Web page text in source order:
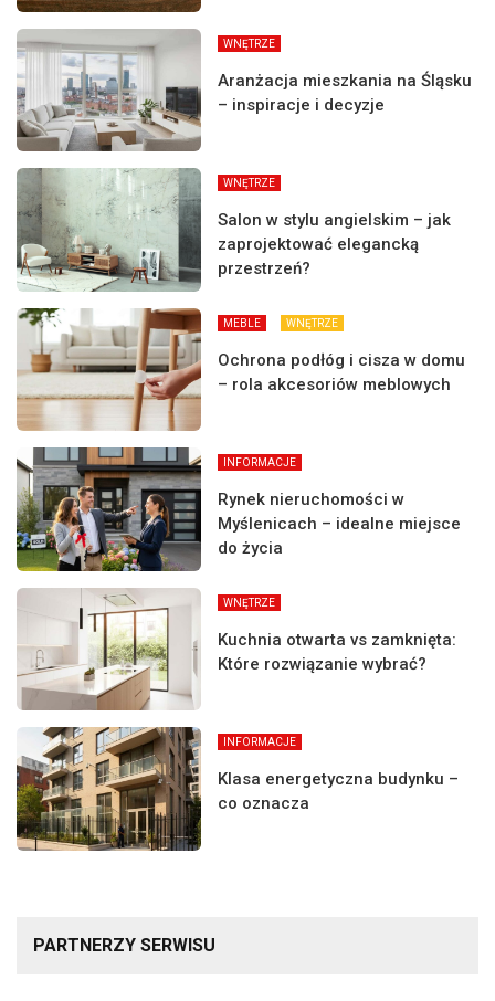
WNĘTRZE
Aranżacja mieszkania na Śląsku
– inspiracje i decyzje
WNĘTRZE
Salon w stylu angielskim – jak
zaprojektować elegancką
przestrzeń?
MEBLE WNĘTRZE
Ochrona podłóg i cisza w domu
– rola akcesoriów meblowych
INFORMACJE
Rynek nieruchomości w
Myślenicach – idealne miejsce
do życia
WNĘTRZE
Kuchnia otwarta vs zamknięta:
Które rozwiązanie wybrać?
INFORMACJE
Klasa energetyczna budynku –
co oznacza
PARTNERZY SERWISU